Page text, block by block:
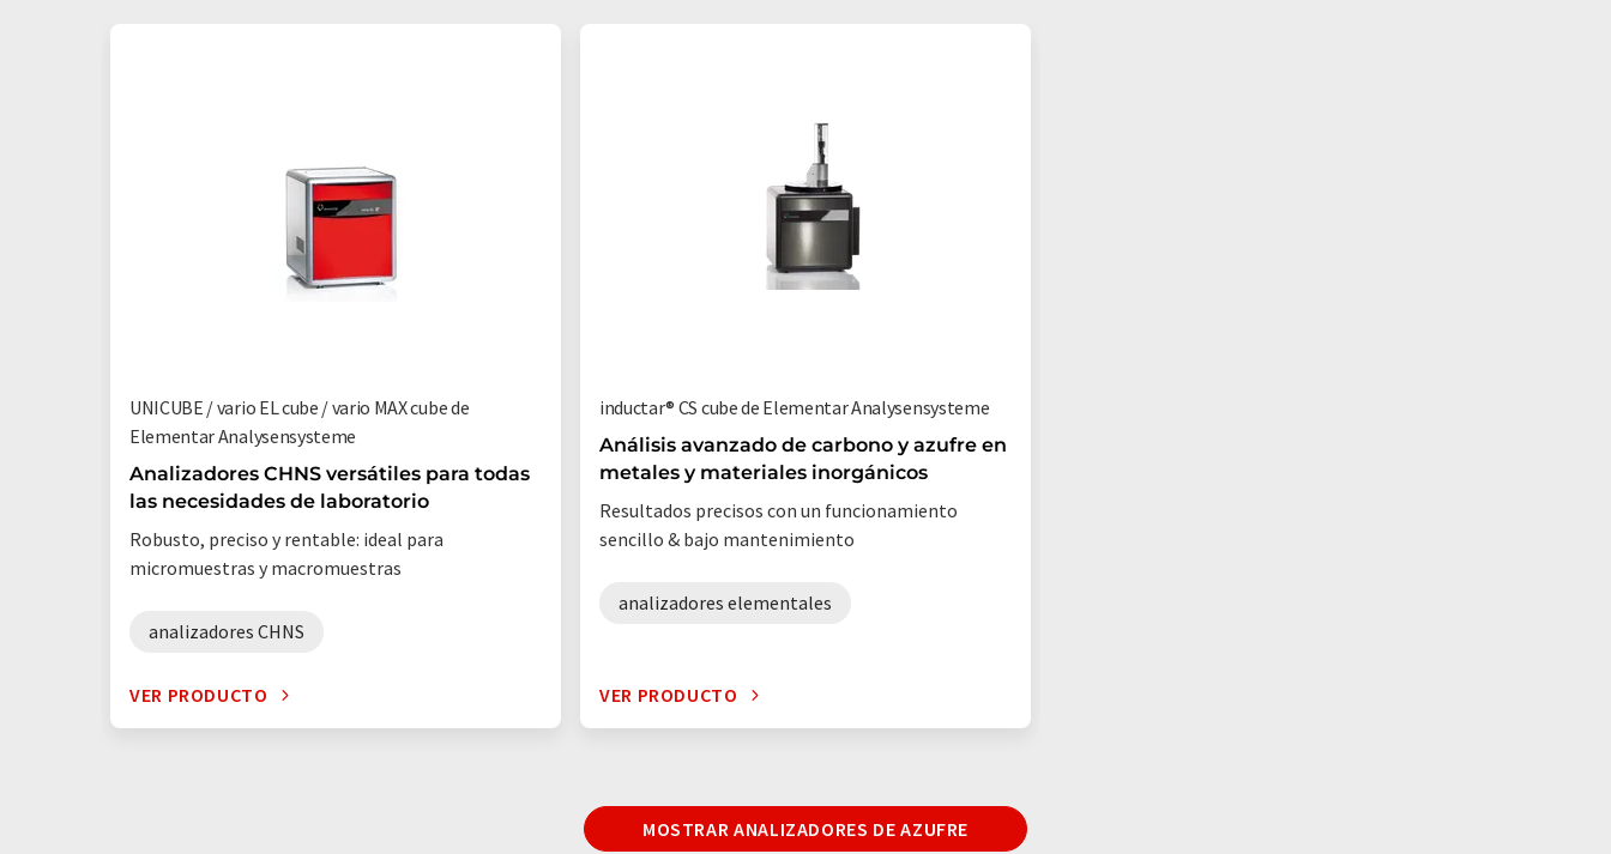
UNICUBE / vario EL cube / vario MAX cube de
Elementar Analysensysteme
Analizadores CHNS versátiles para todas
las necesidades de laboratorio
Robusto, preciso y rentable: ideal para
micromuestras y macromuestras
analizadores CHNS
VER PRODUCTO
inductar® CS cube de Elementar Analysensysteme
Análisis avanzado de carbono y azufre en
metales y materiales inorgánicos
Resultados precisos con un funcionamiento
sencillo & bajo mantenimiento
analizadores elementales
VER PRODUCTO
MOSTRAR ANALIZADORES DE AZUFRE